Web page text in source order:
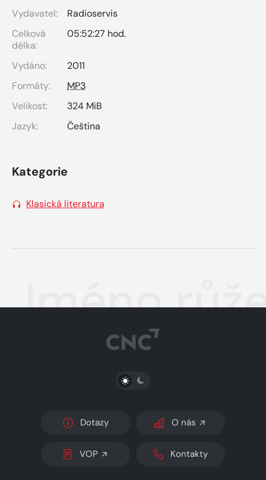
Vydavatel:
Radioservis
Celková
délka:
05:52:27 hod.
Vydáno:
2011
Formáty:
MP3
Velikost:
324 MiB
Jazyk:
Čeština
Kategorie
Klasická literatura
Jméno
PŘEPNOUT SVĚTLÝ/TMAVÝ REŽIM
Dotazy O nás
VOP Kontakty